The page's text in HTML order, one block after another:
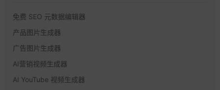
免费 SEO 元数据编辑器
产品图片生成器
广告图片生成器
AI营销视频生成器
AI YouTube 视频生成器